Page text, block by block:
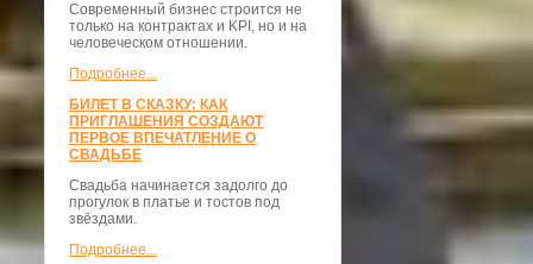
Современный бизнес строится не
только на контрактах и KPI, но и на
человеческом отношении.
Подробнее...
БИЛЕТ В СКАЗКУ: КАК
ПРИГЛАШЕНИЯ СОЗДАЮТ
ПЕРВОЕ ВПЕЧАТЛЕНИЕ О
СВАДЬБЕ
Свадьба начинается задолго до
прогулок в платье и тостов под
звёздами.
Подробнее...